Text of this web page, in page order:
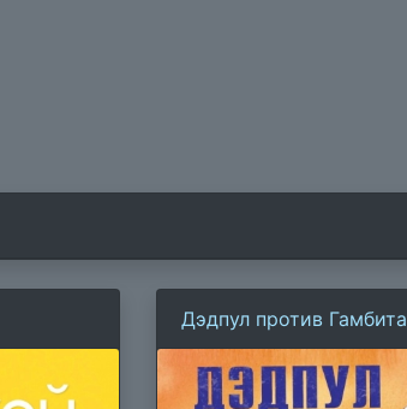
Дэдпул против Гамбита